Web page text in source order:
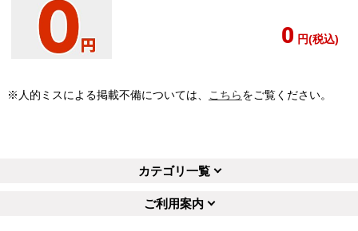
0 円(税込)
※人的ミスによる掲載不備については、 こちらをご覧ください。
カテゴリ一覧
ご利用案内